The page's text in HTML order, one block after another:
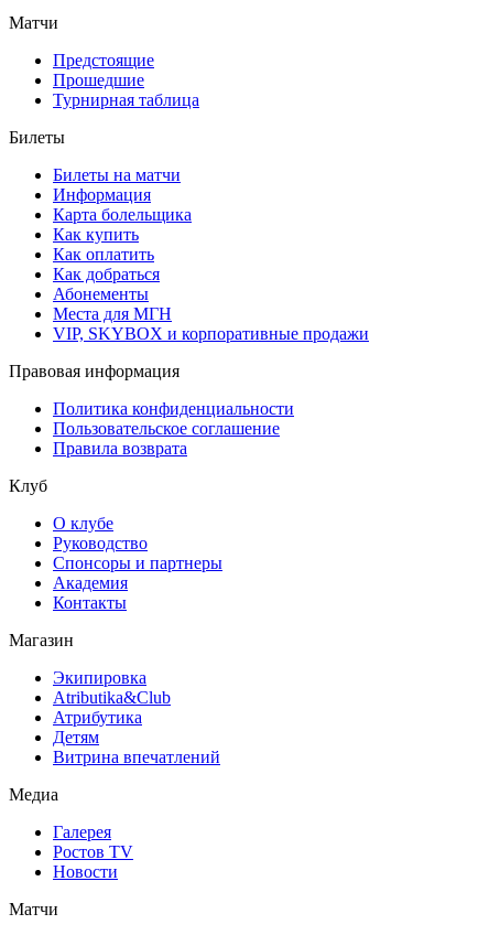
Матчи
Предстоящие
Прошедшие
Турнирная таблица
Билеты
Билеты на матчи
Информация
Карта болельщика
Как купить
Как оплатить
Как добраться
Абонементы
Места для МГН
VIP, SKYBOX и корпоративные продажи
Правовая информация
Политика конфиденциальности
Пользовательское соглашение
Правила возврата
Клуб
О клубе
Руководство
Спонсоры и партнеры
Академия
Контакты
Магазин
Экипировка
Atributika&Club
Атрибутика
Детям
Витрина впечатлений
Медиа
Галерея
Ростов TV
Новости
Матчи